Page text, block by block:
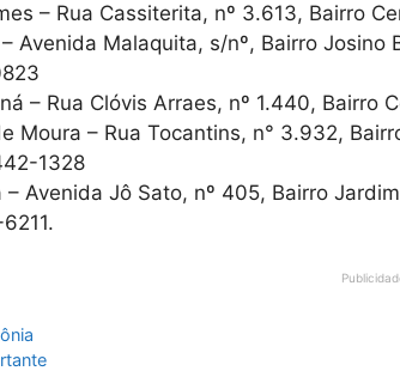
– Rua Cassiterita, nº 3.613, Bairro
Avenida Malaquita, s/nº, Bairro
– Rua Clóvis Arraes, nº 1.440, Bairro
Moura – Rua Tocantins, n° 3.932,
1328
– Avenida Jô Sato, nº 405, Bairro